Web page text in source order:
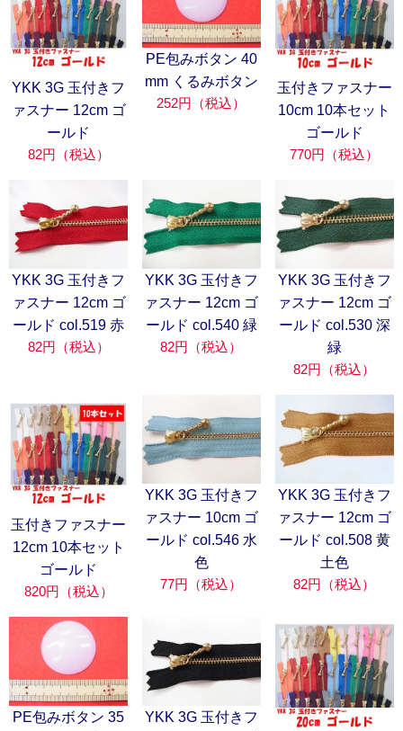
YKK 3G 玉付きフ
ァスナー 12cm ゴ
ールド
82円（税込）
PE包みボタン 40
mm くるみボタン
252円（税込）
玉付きファスナー
10cm 10本セット
ゴールド
770円（税込）
YKK 3G 玉付きフ
ァスナー 12cm ゴ
ールド col.519 赤
82円（税込）
YKK 3G 玉付きフ
ァスナー 12cm ゴ
ールド col.540 緑
82円（税込）
YKK 3G 玉付きフ
ァスナー 12cm ゴ
ールド col.530 深
緑
82円（税込）
玉付きファスナー
12cm 10本セット
ゴールド
820円（税込）
YKK 3G 玉付きフ
ァスナー 10cm ゴ
ールド col.546 水
色
77円（税込）
YKK 3G 玉付きフ
ァスナー 12cm ゴ
ールド col.508 黄
土色
82円（税込）
PE包みボタン 35
YKK 3G 玉付きフ